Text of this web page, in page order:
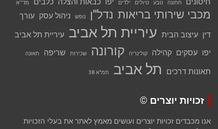
חתונה טבע טיולים ילדים מד''א
מכבי שירותי בריאות נדל''ן נופש ניהול עסק עורך
דין עיצוב הבית עיריית תל אביב עיריית תל אביב
יפו עסקים קהילה קולינריה קורונה שכירות שריפה תאונה
תאונות דרכים תל אביב תמ"א 38
זכויות יוצרים ©
אנו מכבדים זכויות יוצרים ועושים מאמץ לאתר את בעלי הזכויות